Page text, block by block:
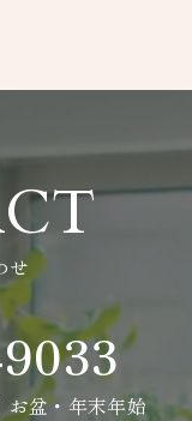
せ
盆・年末年始